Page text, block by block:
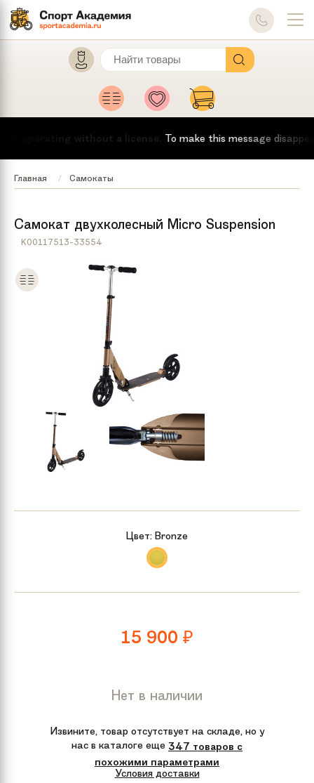
operating without a license. To make this message
Главная Самокаты
Самокат двухколесный Micro Suspension
K00117513-33554
15 900 ₽
Нет в наличии
Извините, товар отсутствует на складе, но у
нас в каталоге еще 347 товаров с
похожими параметрами
Цвет: Bronze
Условия доставки